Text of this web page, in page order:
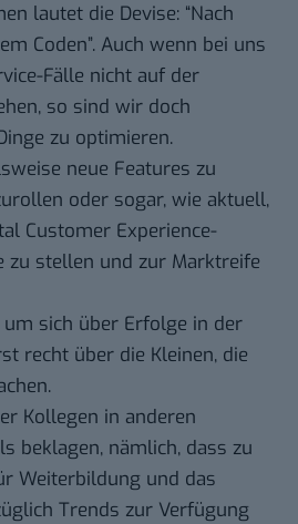
lautet die Devise: “Nach
Coden”. Auch wenn bei uns
Fälle nicht auf der
so sind wir doch
zu optimieren.
neue Features zu
oder sogar, wie aktuell,
Customer Experience-
zu stellen und zur Marktreife
sich über Erfolge in der
recht über die Kleinen, die
Kollegen in anderen
beklagen, nämlich, dass zu
Weiterbildung und das
Trends zur Verfügung